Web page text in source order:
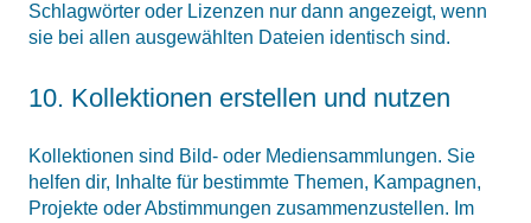
Schlagwörter oder Lizenzen nur dann angezeigt, wenn
sie bei allen ausgewählten Dateien identisch sind.
10. Kollektionen erstellen und nutzen
Kollektionen sind Bild- oder Mediensammlungen. Sie
helfen dir, Inhalte für bestimmte Themen, Kampagnen,
Projekte oder Abstimmungen zusammenzustellen. Im